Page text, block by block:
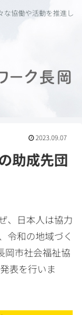
な協働や活動を推進し
2023.09.07
助成先団
、日本人は協力
令和の地域づく
岡市社会福祉協
表を行いま